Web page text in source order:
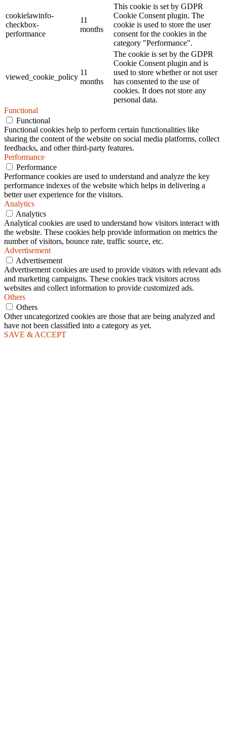
cookielawinfo-
checkbox-
performance
11
months
This cookie is set by GDPR
Cookie Consent plugin. The
cookie is used to store the user
consent for the cookies in the
category "Performance".
viewed_cookie_policy
11
months
The cookie is set by the GDPR
Cookie Consent plugin and is
used to store whether or not user
has consented to the use of
cookies. It does not store any
personal data.
Functional
Functional
Functional cookies help to perform certain functionalities like
sharing the content of the website on social media platforms, collect
feedbacks, and other third-party features.
Performance
Performance
Performance cookies are used to understand and analyze the key
performance indexes of the website which helps in delivering a
better user experience for the visitors.
Analytics
Analytics
Analytical cookies are used to understand how visitors interact with
the website. These cookies help provide information on metrics the
number of visitors, bounce rate, traffic source, etc.
Advertisement
Advertisement
Advertisement cookies are used to provide visitors with relevant ads
and marketing campaigns. These cookies track visitors across
websites and collect information to provide customized ads.
Others
Others
Other uncategorized cookies are those that are being analyzed and
have not been classified into a category as yet.
SAVE & ACCEPT